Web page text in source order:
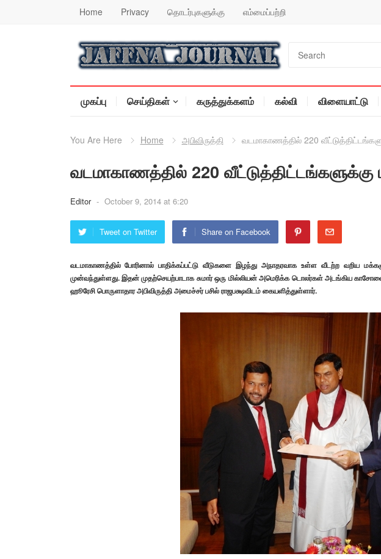
Home Privacy தொடர்புகளுக்கு எம்மைப்பற்றி
முகப்பு செய்திகள் கருத்துக்களம் கல்வி விளையாட்டு
You Are Here Home அபிவிருத்தி வடமாகாணத்தில் 220
வடமாகாணத்தில் 220 வீட்டுத்திட்டங்களுக்கு
Editor - October 9, 2014 at 6:20
Tweet on Twitter Share on Facebook
வடமாகாணத்தில் போரினால் பாதிக்கப்பட்டு வீடுகளை இழந்து அநாதரவாக உள்ள வீடற்ற வறிய
முன்வந்துள்ளது.இதன் முதற்செயற்பாடாக சுமார் ஒரு மில்லியன் அமெரிக்க டொலர்கள் அடங்கிய
ஹூரேசி பொருளாதார அபிவிருத்தி அமைச்சர் பசில் ராஜபக்ஷவிடம் கையளித்துள்ளார்.